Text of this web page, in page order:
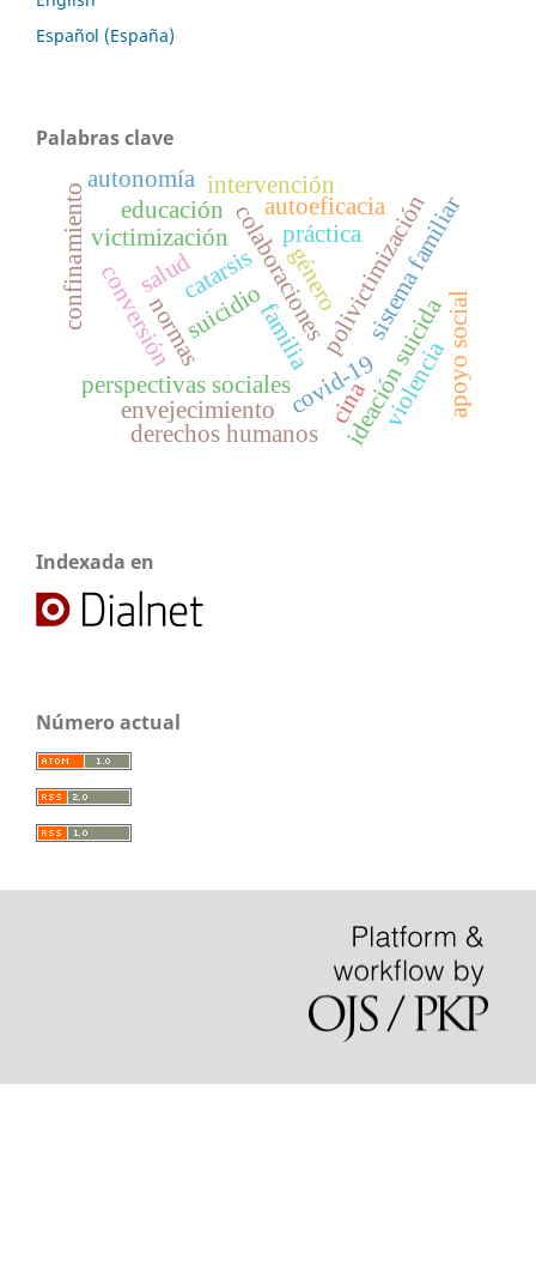
Español (España)
Palabras clave
normas colaboraciones
perspectivas sociales
victimización polivictimización
suicidio
covid-19
confinamiento
ideación suicida
autoeficacia
apoyo social
catarsis
conversión
envejecimiento
familia violencia
derechos humanos
intervención
práctica
educación sistema familiar
salud género
cina
autonomía
Indexada en
Número actual